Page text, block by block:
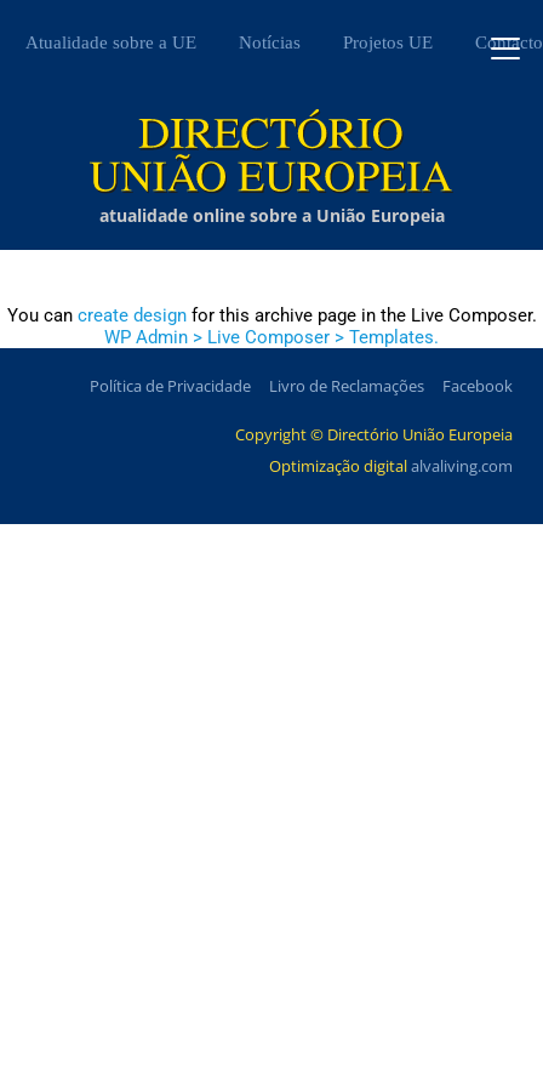
Atualidade sobre a UE Notícias Projetos UE Contacto
atualidade online sobre a União Europeia
You can create designfor this archive page in the Live Composer.
WP Admin > Live Composer > Templates.
Política de Privacidade Livro de Reclamações Facebook
Copyright © Directório União Europeia
Optimização digitalalvaliving.com